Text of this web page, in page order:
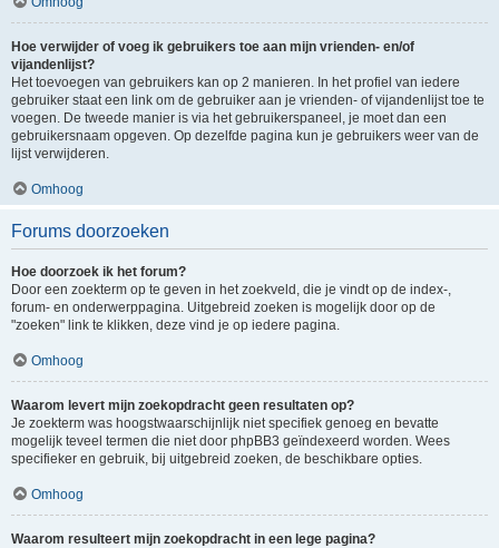
Hoe verwijder of voeg ik gebruikers toe aan mijn vrienden- en/of
vijandenlijst?
Het toevoegen van gebruikers kan op 2 manieren. In het profiel van iedere
gebruiker staat een link om de gebruiker aan je vrienden- of vijandenlijst toe te
voegen. De tweede manier is via het gebruikerspaneel, je moet dan een
gebruikersnaam opgeven. Op dezelfde pagina kun je gebruikers weer van de
lijst verwijderen.
Omhoog
Forums doorzoeken
Hoe doorzoek ik het forum?
Door een zoekterm op te geven in het zoekveld, die je vindt op de index-,
forum- en onderwerppagina. Uitgebreid zoeken is mogelijk door op de
"zoeken" link te klikken, deze vind je op iedere pagina.
Omhoog
Waarom levert mijn zoekopdracht geen resultaten op?
Je zoekterm was hoogstwaarschijnlijk niet specifiek genoeg en bevatte
mogelijk teveel termen die niet door phpBB3 geïndexeerd worden. Wees
specifieker en gebruik, bij uitgebreid zoeken, de beschikbare opties.
Omhoog
Waarom resulteert mijn zoekopdracht in een lege pagina?